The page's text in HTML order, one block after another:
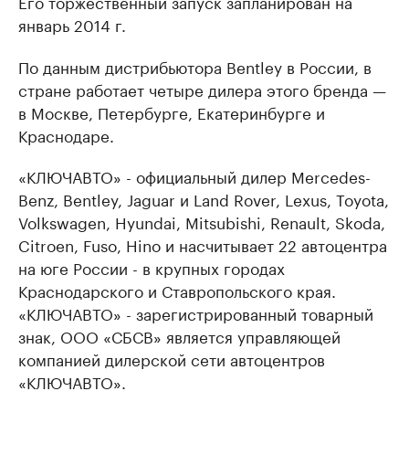
январь 2014 г.
По данным дистрибьютора Bentley в России, в
стране работает четыре дилера этого бренда —
в Москве, Петербурге, Екатеринбурге и
Краснодаре.
«КЛЮЧАВТО» - официальный дилер Mercedes-
Benz, Bentley, Jaguar и Land Rover, Lexus, Toyota,
Volkswagen, Hyundai, Mitsubishi, Renault, Skoda,
Citroen, Fuso, Hino и насчитывает 22 автоцентра
на юге России - в крупных городах
Краснодарского и Ставропольского края.
«КЛЮЧАВТО» - зарегистрированный товарный
знак, ООО «СБСВ» является управляющей
компанией дилерской сети автоцентров
«КЛЮЧАВТО».